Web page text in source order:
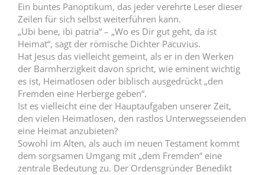
Ein buntes Panoptikum, das jeder verehrte Leser dieser
Zeilen für sich selbst weiterführen kann.
„Ubi bene, ibi patria“ – „Wo es Dir gut geht, da ist
Heimat“, sagt der römische Dichter Pacuvius.
Hat Jesus das vielleicht gemeint, als er in den Werken
der Barmherzigkeit davon spricht, wie eminent wichtig
es ist, Heimatlosen oder biblisch ausgedrückt „den
Fremden eine Herberge geben“.
Ist es vielleicht eine der Hauptaufgaben unserer Zeit,
den vielen Heimatlosen, den rastlos Unterwegsseienden
eine Heimat anzubieten?
Sowohl im Alten, als auch im neuen Testament kommt
dem sorgsamen Umgang mit „dem Fremden“ eine
zentrale Bedeutung zu. Der Ordensgründer Benedikt